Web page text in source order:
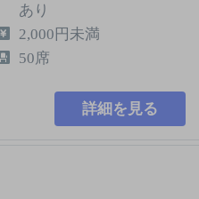
あり
2,000円未満
50席
詳細を見る